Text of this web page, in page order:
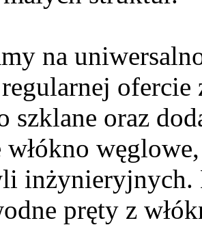
na
ofercie
szklane oraz
włókno
inżynieryjnych.
pręty z